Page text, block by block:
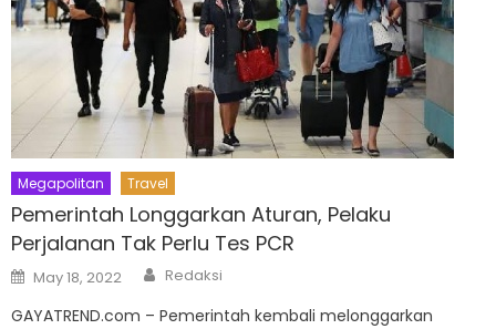
Megapolitan Travel
Pemerintah Longgarkan Aturan, Pelaku
Perjalanan Tak Perlu Tes PCR
Posted
on
May 18, 2022 Author
Redaksi
GAYATREND.com – Pemerintah kembali melonggarkan